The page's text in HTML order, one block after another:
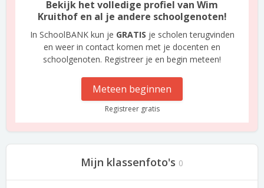
Bekijk het volledige profiel van Wim
Kruithof en al je andere schoolgenoten!
In SchoolBANK kun je GRATIS je scholen terugvinden
en weer in contact komen met je docenten en
schoolgenoten. Registreer je en begin meteen!
Meteen beginnen
Registreer gratis
Mijn klassenfoto's 0